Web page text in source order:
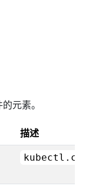
元素。
描述